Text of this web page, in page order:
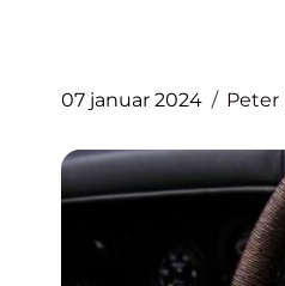
07 januar 2024 Peter